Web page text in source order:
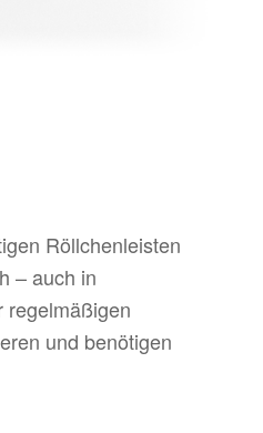
Röllchenleisten
– auch in
regelmäßigen
und benötigen